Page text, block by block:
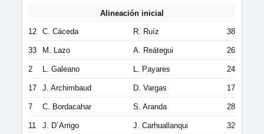
Alineación inicial
12 C. Cáceda R. Ruíz 38
33 M. Lazo A. Reátegui 26
2 L. Galeano L. Payares 24
17 J. Archimbaud D. Vargas 17
7 C. Bordacahar S. Aranda 28
11 J. D´Arrigo J. Carhuallanqui 32